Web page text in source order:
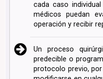
cada caso
médicos puedan
operación y recibir
Un proceso
predecible o
protocolo previo,